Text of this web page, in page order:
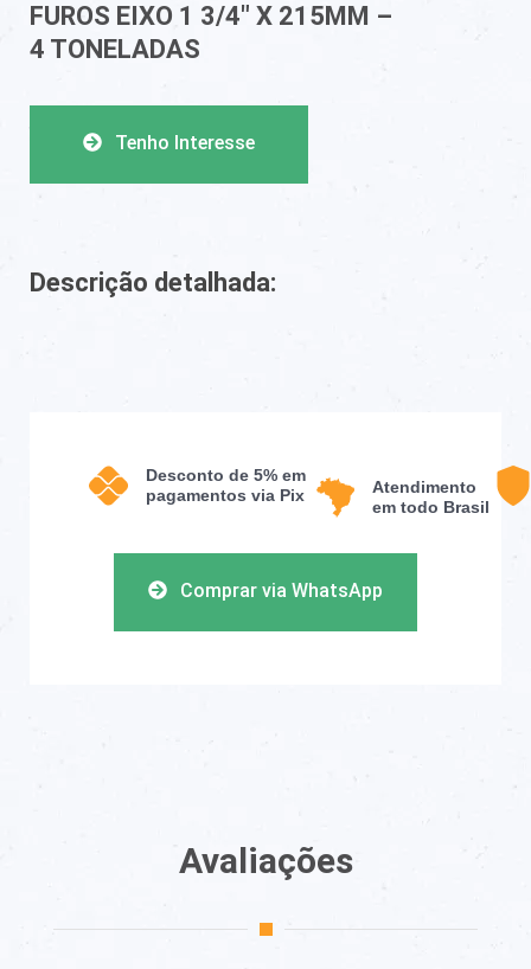
FUROS EIXO 1 3/4″ X 215MM –
4 TONELADAS
Tenho Interesse
Descrição detalhada:
Comprar via WhatsApp
Desconto de 5% em
pagamentos via Pix
Atendimento
em todo Brasil
Avaliações